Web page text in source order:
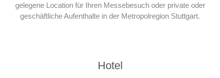
gelegene Location für Ihren Messebesuch oder private oder
geschäftliche Aufenthalte in der Metropolregion Stuttgart.
Hotel